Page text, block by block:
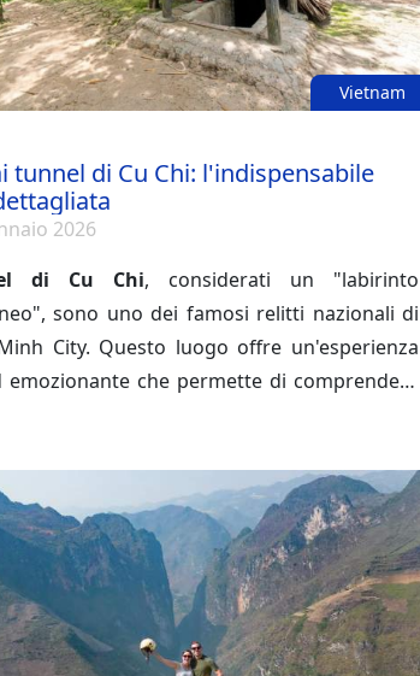
Vietnam
tunnel di Cu Chi: l'indispensabile
2026
di Cu Chi, considerati un "labirinto
sono uno dei famosi relitti nazionali di
City. Questo luogo offre un'esperienza
emozionante che permette di comprendere